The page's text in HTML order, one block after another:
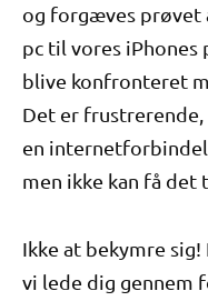
og forgæves prøvet
pc til vores
blive konfronteret
Det er
en
men ikke kan få det
Ikke at bekymre
vi lede dig gennem